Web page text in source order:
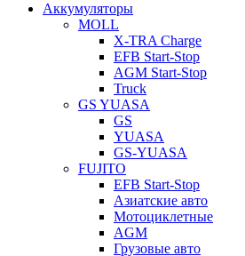
Аккумуляторы
MOLL
X-TRA Charge
EFB Start-Stop
AGM Start-Stop
Truck
GS YUASA
GS
YUASA
GS-YUASA
FUJITO
EFB Start-Stop
Азиатские авто
Мотоциклетные
AGM
Грузовые авто